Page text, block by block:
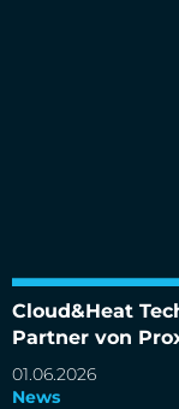
Cloud&Heat
Partner von
01.06.2026
News
Cloud&Heat
Proxmox Server